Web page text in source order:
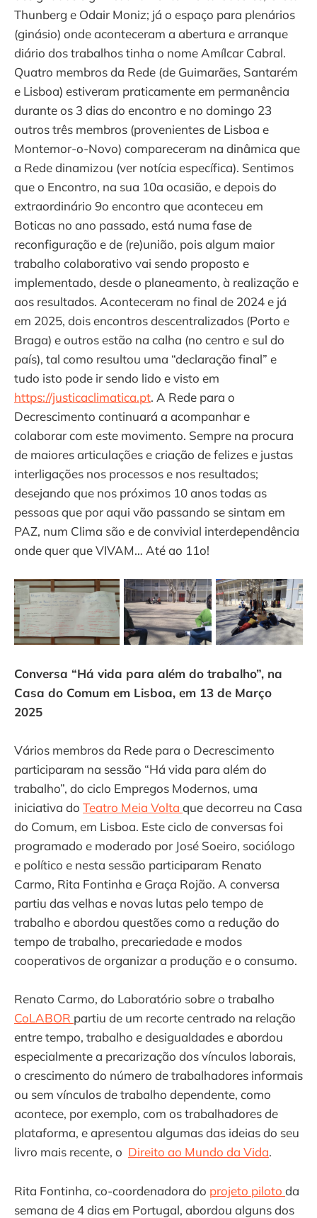
Thunberg e Odair Moniz; já o espaço para plenários
(ginásio) onde aconteceram a abertura e arranque
diário dos trabalhos tinha o nome Amílcar Cabral.
Quatro membros da Rede (de Guimarães, Santarém
e Lisboa) estiveram praticamente em permanência
durante os 3 dias do encontro e no domingo 23
outros três membros (provenientes de Lisboa e
Montemor-o-Novo) compareceram na dinâmica que
a Rede dinamizou (ver notícia específica). Sentimos
que o Encontro, na sua 10a ocasião, e depois do
extraordinário 9o encontro que aconteceu em
Boticas no ano passado, está numa fase de
reconfiguração e de (re)união, pois algum maior
trabalho colaborativo vai sendo proposto e
implementado, desde o planeamento, à realização e
aos resultados. Aconteceram no final de 2024 e já
em 2025, dois encontros descentralizados (Porto e
Braga) e outros estão na calha (no centro e sul do
país), tal como resultou uma “declaração final” e
tudo isto pode ir sendo lido e visto em
https://justicaclimatica.pt. A Rede para o
Decrescimento continuará a acompanhar e
colaborar com este movimento. Sempre na procura
de maiores articulações e criação de felizes e justas
interligações nos processos e nos resultados;
desejando que nos próximos 10 anos todas as
pessoas que por aqui vão passando se sintam em
PAZ, num Clima são e de convivial interdependência
onde quer que VIVAM… Até ao 11o!
Conversa “Há vida para além do trabalho”, na
Casa do Comum em Lisboa, em 13 de Março
2025
Vários membros da Rede para o Decrescimento
participaram na sessão “Há vida para além do
trabalho”, do ciclo Empregos Modernos, uma
iniciativa do Teatro Meia Volta que decorreu na Casa
do Comum, em Lisboa. Este ciclo de conversas foi
programado e moderado por José Soeiro, sociólogo
e político e nesta sessão participaram Renato
Carmo, Rita Fontinha e Graça Rojão. A conversa
partiu das velhas e novas lutas pelo tempo de
trabalho e abordou questões como a redução do
tempo de trabalho, precariedade e modos
cooperativos de organizar a produção e o consumo.
Renato Carmo, do Laboratório sobre o trabalho
CoLABOR partiu de um recorte centrado na relação
entre tempo, trabalho e desigualdades e abordou
especialmente a precarização dos vínculos laborais,
o crescimento do número de trabalhadores informais
ou sem vínculos de trabalho dependente, como
acontece, por exemplo, com os trabalhadores de
plataforma, e apresentou algumas das ideias do seu
livro mais recente, o Direito ao Mundo da Vida.
Rita Fontinha, co-coordenadora do projeto piloto da
semana de 4 dias em Portugal, abordou alguns dos